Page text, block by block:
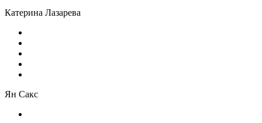
Катерина Лазарева
Ян Сакс